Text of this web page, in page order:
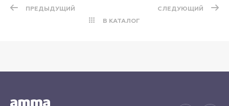
ПРЕДЫДУЩИЙ
В КАТАЛОГ
СЛЕДУЮЩИЙ